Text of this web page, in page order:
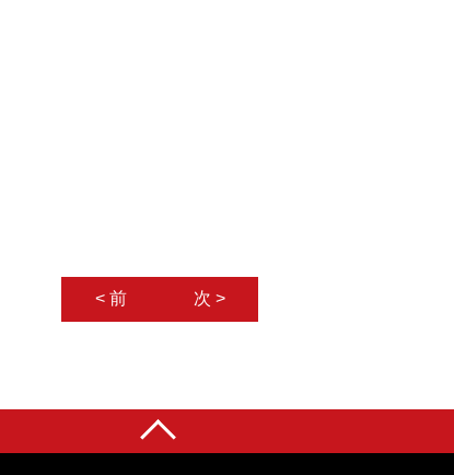
< 前 次 >